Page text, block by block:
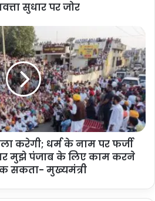
सुधार पर जोर
करेगी; धर्म के नाम पर फर्जी
मुझे पंजाब के लिए काम करने
सकता- मुख्यमंत्री